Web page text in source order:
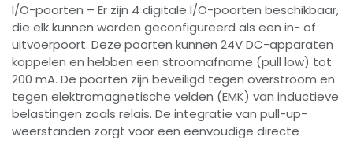
I/O-poorten – Er zijn 4 digitale I/O-poorten beschikbaar,
die elk kunnen worden geconfigureerd als een in- of
uitvoerpoort. Deze poorten kunnen 24V DC-apparaten
koppelen en hebben een stroomafname (pull low) tot
200 mA. De poorten zijn beveiligd tegen overstroom en
tegen elektromagnetische velden (EMK) van inductieve
belastingen zoals relais. De integratie van pull-up-
weerstanden zorgt voor een eenvoudige directe